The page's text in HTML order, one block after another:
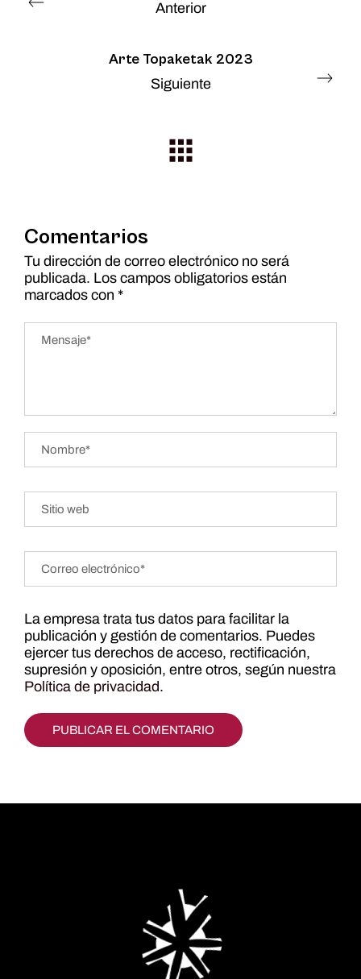
Anterior
Arte Topaketak 2023
Siguiente
Comentarios
Tu dirección de correo electrónico no será
publicada. Los campos obligatorios están
marcados con *
La empresa trata tus datos para facilitar la
publicación y gestión de comentarios. Puedes
ejercer tus derechos de acceso, rectificación,
supresión y oposición, entre otros, según nuestra
Política de privacidad.